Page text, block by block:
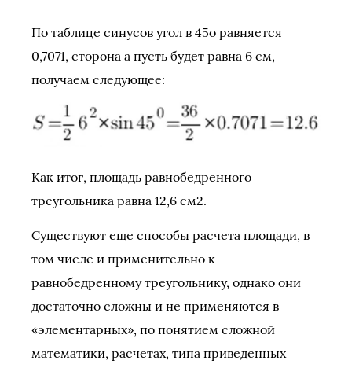
По таблице синусов угол в 45о равняется
0,7071, сторона а пусть будет равна 6 см,
получаем следующее:
Как итог, площадь равнобедренного
треугольника равна 12,6 см2.
Существуют еще способы расчета площади, в
том числе и применительно к
равнобедренному треугольнику, однако они
достаточно сложны и не применяются в
«элементарных», по понятием сложной
математики, расчетах, типа приведенных